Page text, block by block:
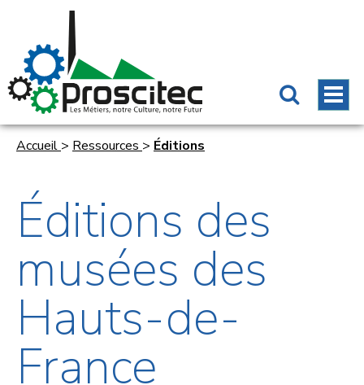
Accueil > Ressources > Éditions
Éditions des
musées des
Hauts-de-
France